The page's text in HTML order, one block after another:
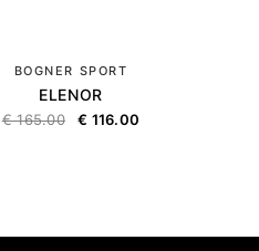
BOGNER SPORT
ELENOR
€165.00 € 116.00